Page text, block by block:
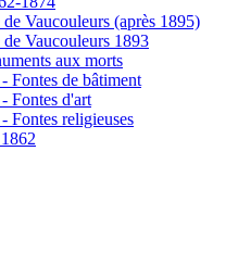
Vaucouleurs (après 1895)
Vaucouleurs 1893
aux morts
Fontes de bâtiment
Fontes d'art
Fontes religieuses